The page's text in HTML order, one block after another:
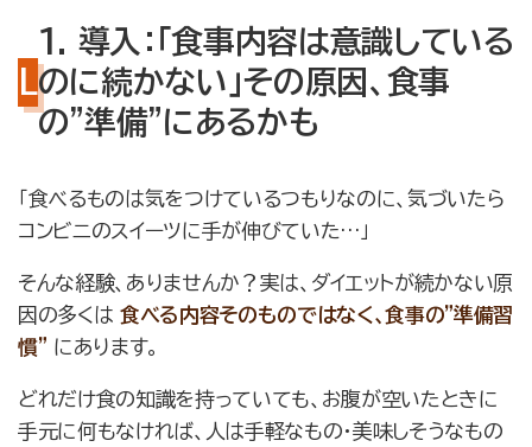
1. 導入：「食事内容は意識している
のに続かない」その原因、食事
の”準備”にあるかも
「食べるものは気をつけているつもりなのに、気づいたら
コンビニのスイーツに手が伸びていた…」
そんな経験、ありませんか？実は、ダイエットが続かない原
因の多くは 食べる内容そのものではなく、食事の”準備習
慣” にあります。
どれだけ食の知識を持っていても、お腹が空いたときに
手元に何もなければ、人は手軽なもの・美味しそうなもの